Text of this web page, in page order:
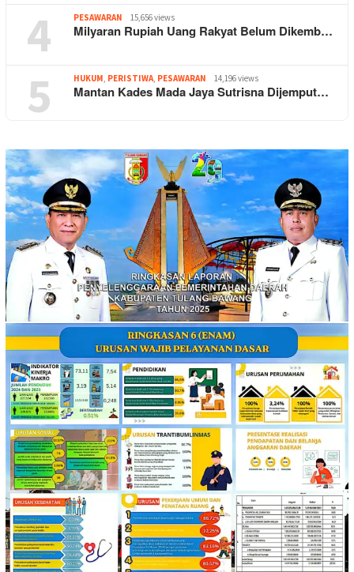
4 PESAWARAN 15,656 views
Milyaran Rupiah Uang Rakyat Belum Dikemb…
5 HUKUM PERISTIWA PESAWARAN 14,196 views
Mantan Kades Mada Jaya Sutrisna Dijemput…